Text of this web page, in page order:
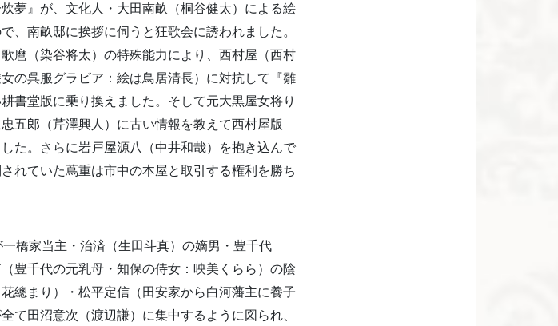
夢』が、文化人・大田南畝（桐谷健太）による絵
、南畝邸に挨拶に伺うと狂歌会に誘われました。
麿（染谷将太）の特殊能力により、西村屋（西村
の呉服グラビア：絵は鳥居清長）に対抗して『雛
書堂版に乗り換えました。そして元大黒屋女将り
五郎（芹澤興人）に古い情報を教えて西村屋版
た。さらに岩戸屋源八（中井和哉）を抱き込んで
れていた蔦重は市中の本屋と取引する権利を勝ち
橋家当主・治済（生田斗真）の嫡男・豊千代
豊千代の元乳母・知保の侍女：映美くらら）の陰
總まり）・松平定信（田安家から白河藩主に養子
て田沼意次（渡辺謙）に集中するように図られ、